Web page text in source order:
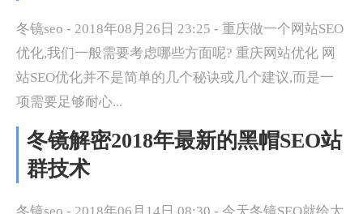
冬镜seo - 2018年08月26日 23:25 - 重庆做一个网站SEO
优化,我们一般需要考虑哪些方面呢? 重庆网站优化 网
站SEO优化并不是简单的几个秘诀或几个建议,而是一
项需要足够耐心...
冬镜解密2018年最新的黑帽SEO站
群技术